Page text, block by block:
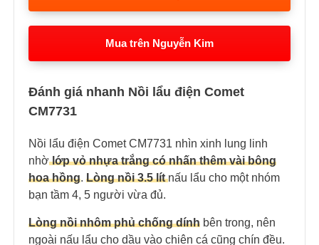
Mua trên Nguyễn Kim
Đánh giá nhanh Nồi lẩu điện Comet
CM7731
Nồi lẩu điện Comet CM7731 nhìn xinh lung linh
nhờlớp vỏ nhựa trắng có nhấn thêm vài bông
hoa hồng. Lòng nồi 3.5 lít nấu lẩu cho một nhóm
bạn tầm 4, 5 người vừa đủ.
Lòng nồi nhôm phủ chống dính bên trong, nên
ngoài nấu lẩu cho dầu vào chiên cá cũng chín đều.